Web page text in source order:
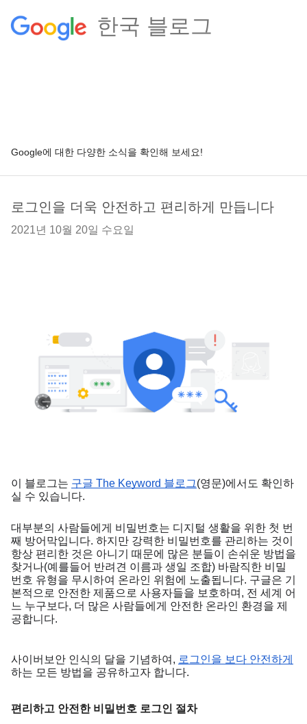
한국 블로그
Google에 대한 다양한 소식을 확인해 보세요!
로그인을 더욱 안전하고 편리하게 만듭니다
2021년 10월 20일 수요일
이 블로그는 구글 The Keyword 블로그(영문)에서도 확인하
실 수 있습니다.
대부분의 사람들에게 비밀번호는 디지털 생활을 위한 첫 번
째 방어막입니다. 하지만 강력한 비밀번호를 관리하는 것이
항상 편리한 것은 아니기 때문에 많은 분들이 손쉬운 방법을
찾거나(예를들어 반려견 이름과 생일 조합) 바람직한 비밀
번호 유형을 무시하여 온라인 위험에 노출됩니다. 구글은 기
본적으로 안전한 제품으로 사용자들을 보호하며, 전 세계 어
느 누구보다, 더 많은 사람들에게 안전한 온라인 환경을 제
공합니다.
사이버보안 인식의 달을 기념하여, 로그인을 보다 안전하게
하는 모든 방법을 공유하고자 합니다.
편리하고 안전한 비밀번호 로그인 절차